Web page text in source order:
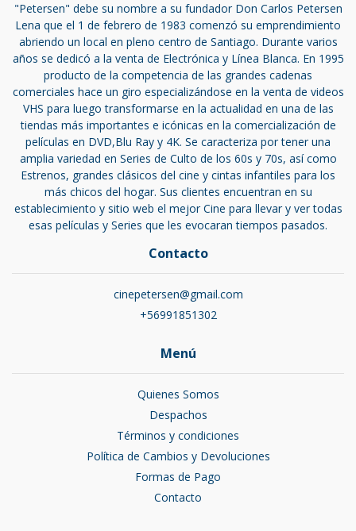
"Petersen" debe su nombre a su fundador Don Carlos Petersen
Lena que el 1 de febrero de 1983 comenzó su emprendimiento
abriendo un local en pleno centro de Santiago. Durante varios
años se dedicó a la venta de Electrónica y Línea Blanca. En 1995
producto de la competencia de las grandes cadenas
comerciales hace un giro especializándose en la venta de videos
VHS para luego transformarse en la actualidad en una de las
tiendas más importantes e icónicas en la comercialización de
películas en DVD,Blu Ray y 4K. Se caracteriza por tener una
amplia variedad en Series de Culto de los 60s y 70s, así como
Estrenos, grandes clásicos del cine y cintas infantiles para los
más chicos del hogar. Sus clientes encuentran en su
establecimiento y sitio web el mejor Cine para llevar y ver todas
esas películas y Series que les evocaran tiempos pasados.
Contacto
cinepetersen@gmail.com
+56991851302
Menú
Quienes Somos
Despachos
Términos y condiciones
Política de Cambios y Devoluciones
Formas de Pago
Contacto